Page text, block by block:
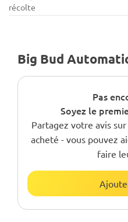
récolte
Big Bud
Pas
Soyez le
Partagez votre avis
acheté - vous pouvez
faire